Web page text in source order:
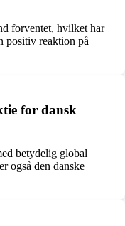
forventet, hvilket har
positiv reaktion på
for dansk
betydelig global
også den danske